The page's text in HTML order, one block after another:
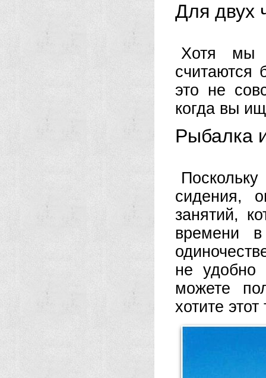
Для двух
Хотя мы
считаются
это не
когда вы
Рыбалка
сидения,
занятий,
времени
не удобно
можете
хотите